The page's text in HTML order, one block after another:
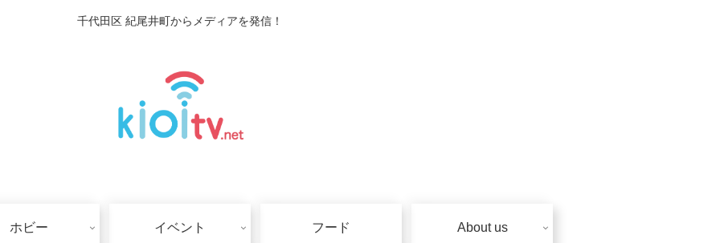
千代田区 紀尾井町からメディアを発信！
ホビー イベント フード About us